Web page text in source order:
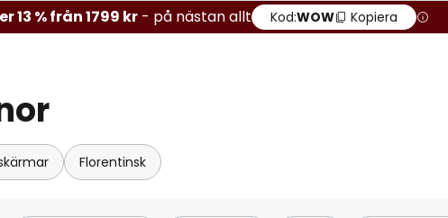
13 % från 1799 kr- på nästan allt Kod:WOW Kopiera
Florentinsk